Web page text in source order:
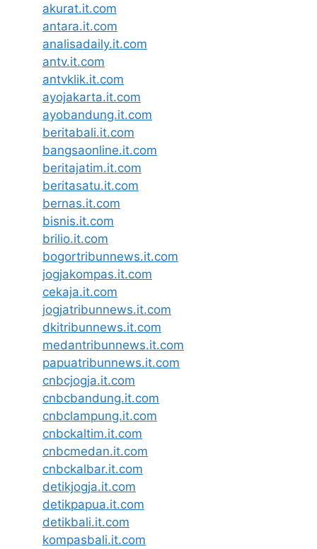
akurat.it.com
antara.it.com
analisadaily.it.com
antv.it.com
antvklik.it.com
ayojakarta.it.com
ayobandung.it.com
beritabali.it.com
bangsaonline.it.com
beritajatim.it.com
beritasatu.it.com
bernas.it.com
bisnis.it.com
brilio.it.com
bogortribunnews.it.com
jogjakompas.it.com
cekaja.it.com
jogjatribunnews.it.com
dkitribunnews.it.com
medantribunnews.it.com
papuatribunnews.it.com
cnbcjogja.it.com
cnbcbandung.it.com
cnbclampung.it.com
cnbckaltim.it.com
cnbcmedan.it.com
cnbckalbar.it.com
detikjogja.it.com
detikpapua.it.com
detikbali.it.com
kompasbali.it.com